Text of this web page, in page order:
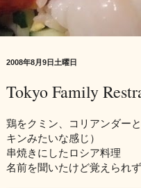
2008年8月9日土曜日
Tokyo Family
鶏をクミン、コリアンダー
キンみたいな感じ）
串焼きにしたロシア料理
名前を聞いたけど覚えられず